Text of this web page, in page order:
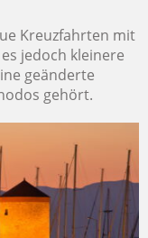
Kreuzfahrten mit
jedoch kleinere
geänderte
gehört.